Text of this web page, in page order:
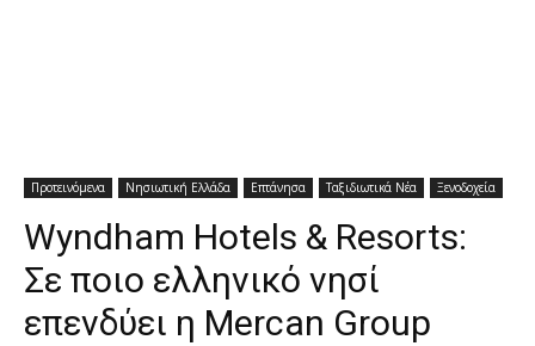
Προτεινόμενα Νησιωτική Ελλάδα Επτάνησα Ταξιδιωτικά Νέα Ξενοδοχεία
Wyndham Hotels & Resorts:
Σε ποιο ελληνικό νησί
επενδύει η Mercan Group